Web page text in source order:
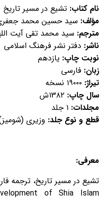
نام کتاب: تشیع در مسیر تاریخ
مؤلف: سید حسین محمد
مترجم: سید محمد تقی آیت
ناشر: دفتر نشر فرهنگ اسلامی
نوبت چاپ: یازدهم
زبان: فارسی
تیراژ:
سال چاپ:
مجلدات:
قطع و نوع جلد: وزیری
معرفی: